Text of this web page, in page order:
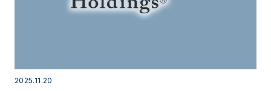
2025.11.20